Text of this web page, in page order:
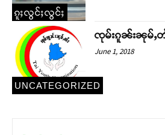
ၵူႈလွင်ႈလွင်ႈ
UNCATEGORIZED
ၸုမ်းၵူၼ်းၼုမ်ႇ
June 1, 2018